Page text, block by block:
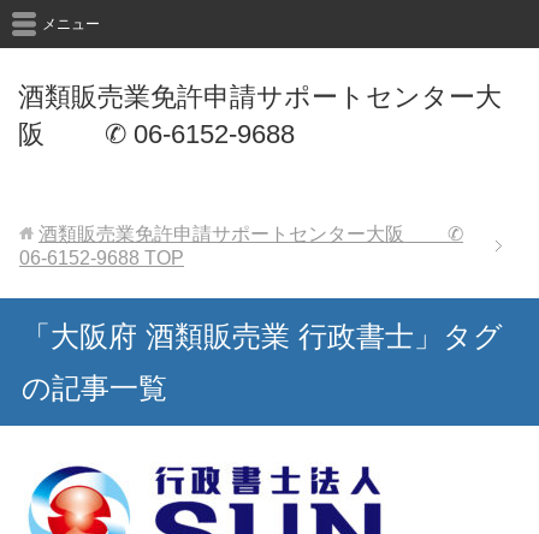
酒類販売業免許申請サポートセンター大
阪 ✆ 06-6152-9688
メニュー
酒類販売業免許申請サポートセンター大阪 ✆
06-6152-9688 TOP
「大阪府 酒類販売業 行政書士」タグ
の記事一覧